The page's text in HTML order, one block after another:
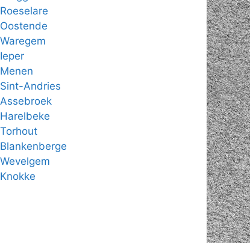
Roeselare
Oostende
Waregem
Ieper
Menen
Sint-Andries
Assebroek
Harelbeke
Torhout
Blankenberge
Wevelgem
Knokke